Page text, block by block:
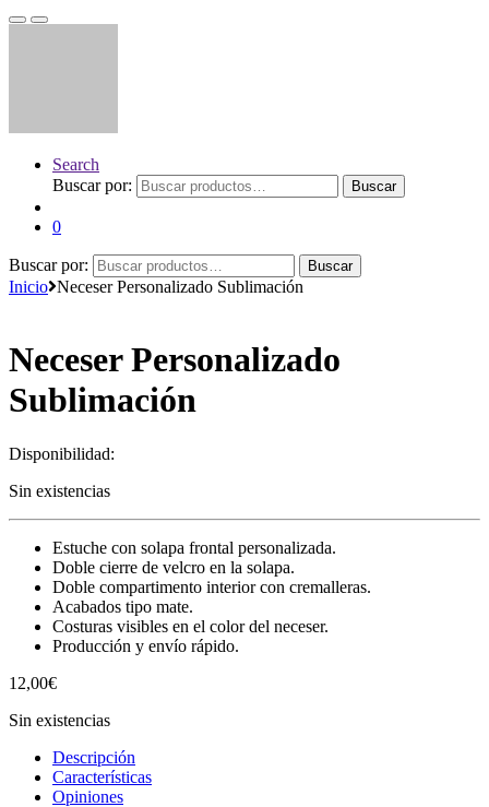
Search
Buscar por:
Buscar
0
Buscar por: Buscar
Inicio Neceser Personalizado Sublimación
Neceser Personalizado
Sublimación
Disponibilidad:
Sin existencias
Estuche con solapa frontal personalizada.
Doble cierre de velcro en la solapa.
Doble compartimento interior con cremalleras.
Acabados tipo mate.
Costuras visibles en el color del neceser.
Producción y envío rápido.
12,00€
Sin existencias
Descripción
Características
Opiniones